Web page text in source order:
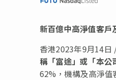
新百億中高淨值客戶
香港2023年9月14日
稱「富途」或「本公
62%，機構及高淨值